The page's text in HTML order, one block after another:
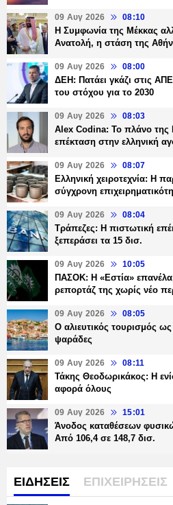
09 Αυγ 2026 08:10
Η Συμφωνία της Μέκκας
Ανατολή, η στάση της
09 Αυγ 2026 08:00
ΔΕΗ: Πατάει γκάζι στις
του στόχου για το 2030
09 Αυγ 2026 08:03
Alex Codina: Το πλάνο της
επέκταση στην ελληνική
09 Αυγ 2026 08:07
Ελληνική χειροτεχνία: Η
σύγχρονη
09 Αυγ 2026 08:04
Τράπεζες: H πιστωτική
ξεπεράσει τα 15 δισ.
09 Αυγ 2026 10:05
ΠΑΣΟΚ: Η «Εστία»
ρεπορτάζ της χωρίς νέο
09 Αυγ 2026 08:05
Ο αλιευτικός τουρισμός
ψαράδες
09 Αυγ 2026 08:11
Τάκης Θεοδωρικάκος: Η
αφορά όλους
09 Αυγ 2026 15:01
Άνοδος καταθέσεων
Από 106,4 σε 148,7 δισ.
ΕΙΔΗΣΕΙΣ ΕΠΙΧΕΙΡΗΣΕΙΣ